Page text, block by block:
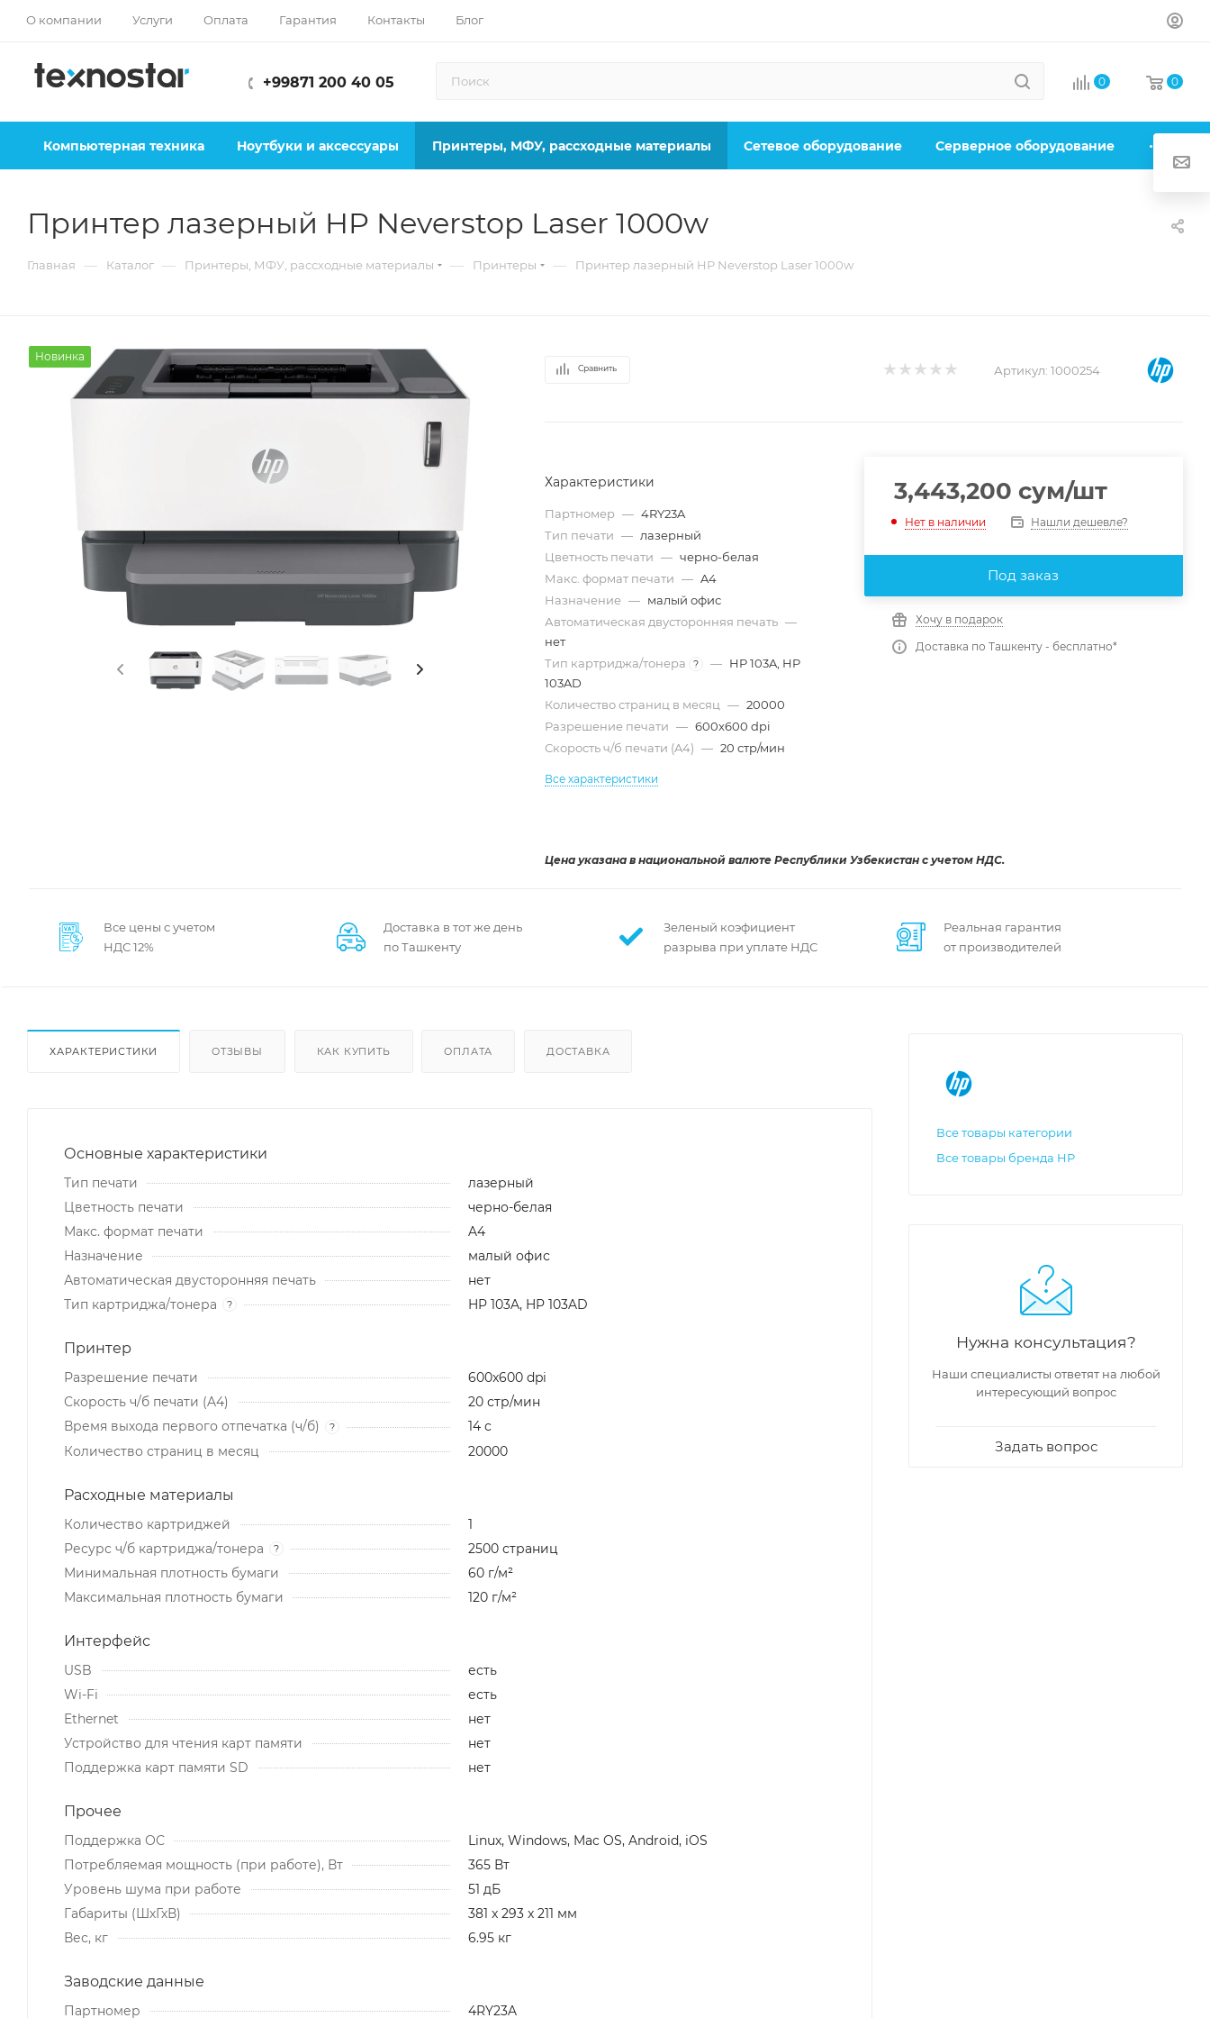
О компании Услуги Оплата Гарантия Контакты Блог
+99871 200 40 05 0 0
Компьютерная техника Ноутбуки и аксессуары Принтеры, МФУ, рассходные материалы Сетевое оборудование Серверное оборудование
Принтер лазерный HP Neverstop Laser 1000w
Главная — Каталог — Принтеры, МФУ, рассходные материалы — Принтеры — Принтер лазерный HP Neverstop Laser 1000w
Новинка
Сравнить Артикул: 1000254
Характеристики
Партномер — 4RY23A
Тип печати — лазерный
Цветность печати — черно-белая
Макс. формат печати — A4
Назначение — малый офис
Автоматическая двусторонняя печать —
нет
Тип картриджа/тонера
? — HP 103A, HP
103AD
Количество страниц в месяц — 20000
Разрешение печати — 600x600 dpi
Скорость ч/б печати (A4) — 20 стр/мин
Все характеристики
3,443,200 сум/шт
Нет в наличии Нашли дешевле?
Под заказ
Хочу в подарок
Доставка по Ташкенту - бесплатно*
Цена указана в национальной валюте Республики Узбекистан с учетом НДС.
Все цены с учетом
НДС 12%
Доставка в тот же день
по Ташкенту
Зеленый коэфициент
разрыва при уплате НДС
Реальная гарантия
от производителей
ХАРАКТЕРИСТИКИ ОТЗЫВЫ КАК КУПИТЬ ОПЛАТА ДОСТАВКА
Основные характеристики
Тип печати
лазерный
Цветность печати
черно-белая
Макс. формат печати
A4
Назначение
малый офис
Автоматическая двусторонняя печать
нет
Тип картриджа/тонера
? HP 103A, HP 103AD
Принтер
Разрешение печати
600x600 dpi
Скорость ч/б печати (A4)
20 стр/мин
Время выхода первого отпечатка (ч/б)
?
14 с
Количество страниц в месяц
20000
Расходные материалы
Количество картриджей
1
Ресурс ч/б картриджа/тонера
?
2500 страниц
Минимальная плотность бумаги
60 г/м²
Максимальная плотность бумаги
120 г/м²
Интерфейс
USB
есть
Wi-Fi
есть
Ethernet
нет
Устройство для чтения карт памяти
нет
Поддержка карт памяти SD
нет
Прочее
Поддержка ОС
Linux, Windows, Mac OS, Android, iOS
Потребляемая мощность (при работе), Вт
365 Вт
Уровень шума при работе
51 дБ
Габариты (ШхГхВ)
381 x 293 x 211 мм
Вес, кг
6.95 кг
Заводские данные
Партномер 4RY23A
Все товары категории
Все товары бренда HP
Нужна консультация?
Наши специалисты ответят на любой
интересующий вопрос
Задать вопрос